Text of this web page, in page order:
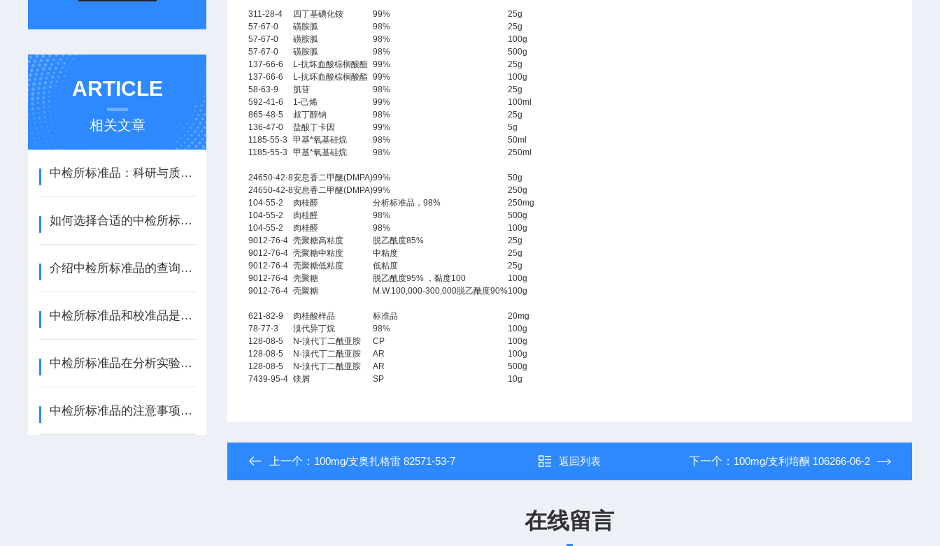
311-28-4 四丁基碘化铵 99%
25g
57-67-0
磺胺胍 98%
25g
57-67-0
磺胺胍 98%
100g
57-67-0
磺胺胍 98%
500g
137-66-6
L-抗坏血酸棕榈酸酯 99%
25g
137-66-6
L-抗坏血酸棕榈酸酯 99%
100g
58-63-9
肌苷 98%
25g
592-41-6
1-己烯 99%
100ml
865-48-5
叔丁醇钠 98%
25g
136-47-0
盐酸丁卡因 99%
5g
1185-55-3
甲基*氧基硅烷 98%
50ml
1185-55-3
甲基*氧基硅烷 98% 250ml
24650-42-8安息香二甲醚(DMPA)99%
50g
24650-42-8安息香二甲醚(DMPA)99%
250g
104-55-2
肉桂醛 分析标准品，98%
250mg
104-55-2
肉桂醛 98%
500g
104-55-2
肉桂醛 98%
100g
9012-76-4 壳聚糖高粘度 脱乙酰度85%
25g
9012-76-4 壳聚糖中粘度 中粘度
25g
9012-76-4 壳聚糖低粘度 低粘度
25g
9012-76-4 壳聚糖 脱乙酰度95% ，黏度100
100g
9012-76-4 壳聚糖 M.W.100,000-300,000脱乙酰度90%100g
621-82-9 肉桂酸样品 标准品
20mg
78-77-3
溴代异丁烷 98%
100g
128-08-5
N-溴代丁二酰亚胺 CP
100g
128-08-5
N-溴代丁二酰亚胺 AR
100g
128-08-5
N-溴代丁二酰亚胺 AR
500g
7439-95-4 镁屑 SP 10g
上一个： 100mg/支奥扎格雷 82571-53-7 返回列表 下一个： 100mg/支利培酮 106266-06-2
在线留言
ARTICLE
相关文章
中检所标准品：科研与质量控制的“黄金标尺”
如何选择合适的中检所标准品进行实验验证
介绍中检所标准品的查询方法
中检所标准品和校准品是一样的吗
中检所标准品在分析实验室质量管理方面的应用
中检所标准品的注意事项有哪些